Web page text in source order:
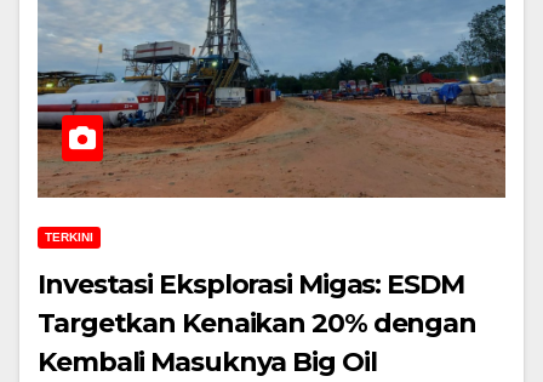
TERKINI
Investasi Eksplorasi Migas: ESDM
Targetkan Kenaikan 20% dengan
Kembali Masuknya Big Oil